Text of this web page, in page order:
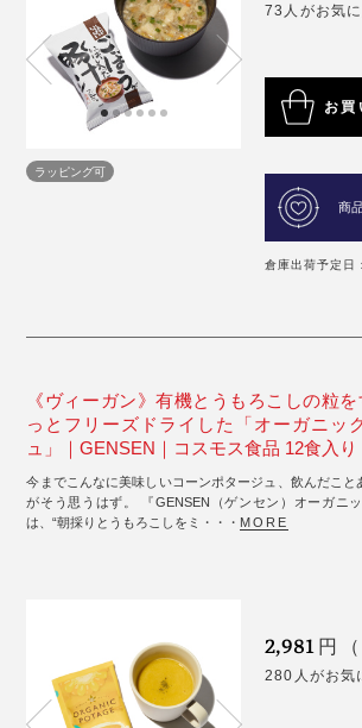
ラッピング可
73人がお気
お買
商
倉庫出荷予定日
《ヴィーガン》有機とうもろこしの粒
っとフリーズドライした「オーガニッ
ュ」｜GENSEN｜コスモス食品 12食入り
今までこんなに美味しいコーンポタージュ、飲んだこと
がそう思うはず。 『GENSEN（ゲンセン）オーガニ
は、“朝採りとうもろこしをミ・・・ MORE
2,981 円
280人がお気